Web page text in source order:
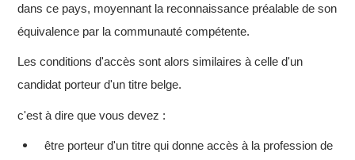
dans ce pays, moyennant la reconnaissance préalable de son
équivalence par la communauté compétente.
Les conditions d'accès sont alors similaires à celle d'un
candidat porteur d'un titre belge.
c'est à dire que vous devez :
être porteur d'un titre qui donne accès à la profession de